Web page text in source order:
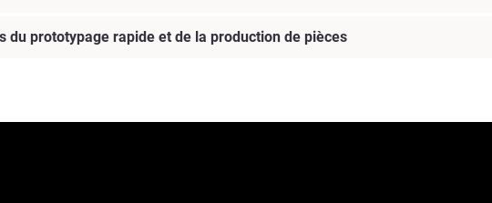
du prototypage rapide et de la production de pièces